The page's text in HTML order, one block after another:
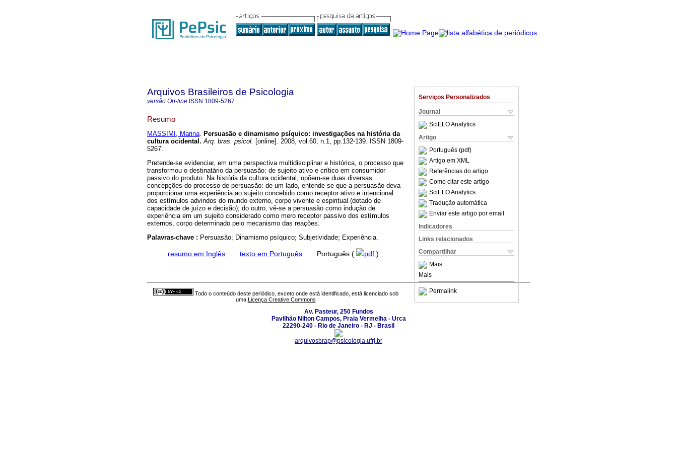
Serviços Personalizados
Journal
SciELO Analytics
Artigo
Português (pdf)
Artigo em XML
Referências do artigo
Como citar este artigo
SciELO Analytics
Tradução automática
Enviar este artigo por email
Indicadores
Links relacionados
Compartilhar
Mais
Mais
Permalink
Arquivos Brasileiros de Psicologia
versão On-line ISSN 1809-5267
Resumo
MASSIMI, Marina. Persuasão e dinamismo psíquico: investigações na história da
cultura ocidental . Arq. bras. psicol. [online]. 2008, vol.60, n.1, pp.132-139. ISSN 1809-
5267.
Pretende-se evidenciar, em uma perspectiva multidisciplinar e histórica, o processo que
transformou o destinatário da persuasão: de sujeito ativo e crítico em consumidor
passivo do produto. Na história da cultura ocidental, opõem-se duas diversas
concepções do processo de persuasão: de um lado, entende-se que a persuasão deva
proporcionar uma experiência ao sujeito concebido como receptor ativo e intencional
dos estímulos advindos do mundo externo, corpo vivente e espiritual (dotado de
capacidade de juízo e decisão); do outro, vê-se a persuasão como indução de
experiência em um sujeito considerado como mero receptor passivo dos estímulos
externos, corpo determinado pelo mecanismo das reações.
Palavras-chave : Persuasão; Dinamismo psíquico; Subjetividade; Experiência.
· resumo em Inglês · texto em Português · Português ( pdf )
Todo o conteúdo deste periódico, exceto onde está identificado, está licenciado sob
uma Licença Creative Commons
Av. Pasteur, 250 Fundos
Pavilhão Nilton Campos, Praia Vermelha - Urca
22290-240 - Rio de Janeiro - RJ - Brasil
arquivosbrap@psicologia.ufrj.br